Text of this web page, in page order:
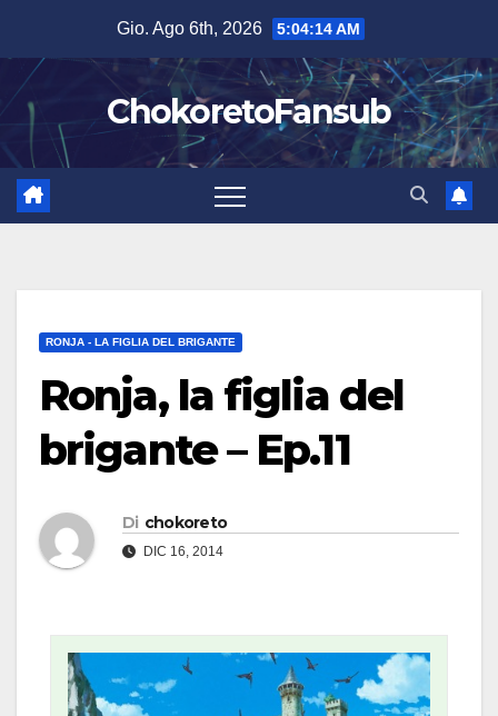
contenuto
Gio. Ago 6th, 2026 5:04:15 AM
ChokoretoFansub
RONJA - LA FIGLIA DEL BRIGANTE
Ronja, la figlia del
brigante – Ep.11
Di chokoreto
DIC 16, 2014